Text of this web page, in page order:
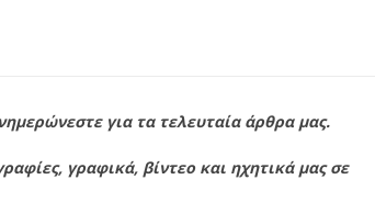
για τα τελευταία άρθρα μας.
γραφικά, βίντεο και ηχητικά μας σε